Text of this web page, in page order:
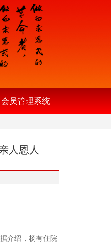
会员管理系统
人恩人
介绍，杨有住院